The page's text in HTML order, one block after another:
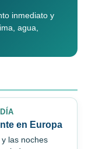
inmediato y
agua,
en Europa
las noches